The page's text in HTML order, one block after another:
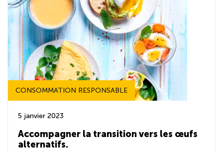
CONSOMMATION RESPONSABLE
5 janvier 2023
Accompagner la transition vers les œufs
alternatifs.